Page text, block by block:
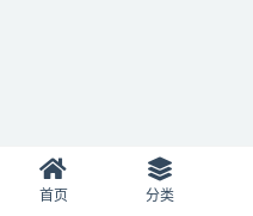
首页 分类